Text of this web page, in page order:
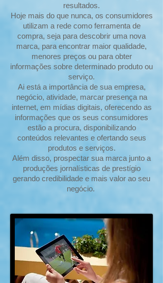
resultados.
Hoje mais do que nunca, os consumidores
utilizam a rede como ferramenta de
compra, seja para descobrir uma nova
marca, para encontrar maior qualidade,
menores preços ou para obter
informações sobre determinado produto ou
serviço.
Ai está a importância de sua empresa,
negócio, atividade, marcar presença na
internet, em mídias digitais, oferecendo as
informações que os seus consumidores
estão a procura, disponibilizando
conteúdos relevantes e ofertando seus
produtos e serviços.
Além disso, prospectar sua marca junto a
produções jornalísticas de prestígio
gerando credibilidade e mais valor ao seu
negócio.